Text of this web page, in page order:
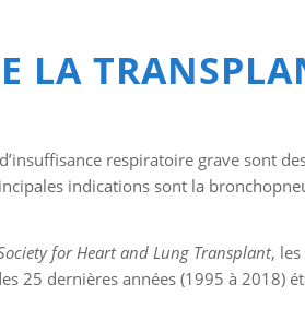
LA
respiratoire grave sont
indications sont la
for Heart and Lung Transplant,
25 dernières années (1995 à 2018)